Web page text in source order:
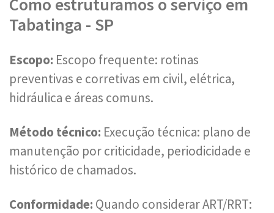
Tabatinga - SP
Escopo: Escopo frequente: rotinas
preventivas e corretivas em civil, elétrica,
hidráulica e áreas comuns.
Método técnico: Execução técnica: plano de
manutenção por criticidade, periodicidade e
histórico de chamados.
Conformidade: Quando considerar ART/RRT: